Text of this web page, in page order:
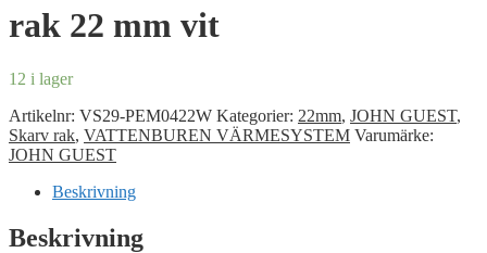
rak 22 mm vit
12 i lager
Artikelnr: VS29-PEM0422W Kategorier: 22mm, JOHN GUEST,
Skarv rak, VATTENBUREN VÄRMESYSTEM Varumärke:
JOHN GUEST
Beskrivning
Beskrivning